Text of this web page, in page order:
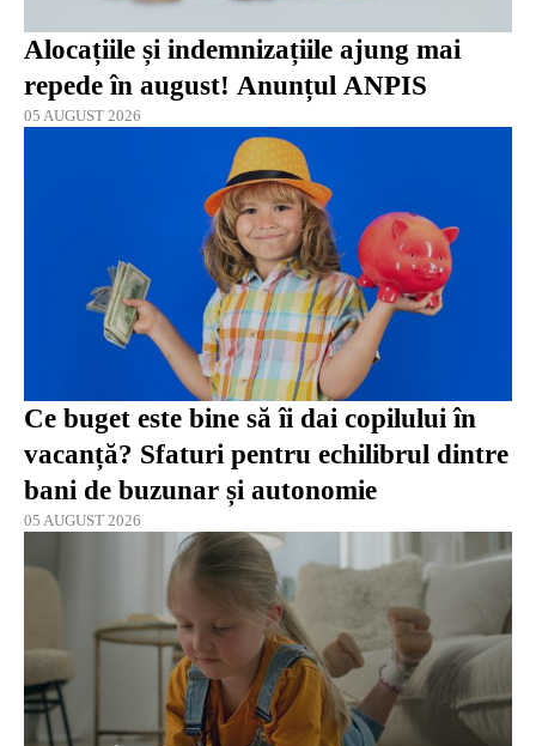
Alocațiile și indemnizațiile ajung mai
repede în august! Anunțul ANPIS
05 AUGUST 2026
Ce buget este bine să îi dai copilului în
vacanță? Sfaturi pentru echilibrul dintre
bani de buzunar și autonomie
05 AUGUST 2026